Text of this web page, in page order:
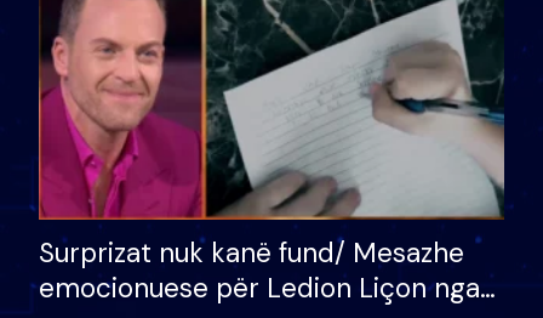
Surprizat nuk kanë fund/ Mesazhe
emocionuese për Ledion Liçon nga